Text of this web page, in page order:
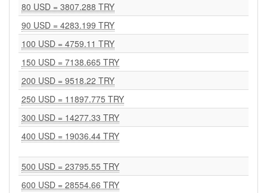
80 USD = 3807.288 TRY
90 USD = 4283.199 TRY
100 USD = 4759.11 TRY
150 USD = 7138.665 TRY
200 USD = 9518.22 TRY
250 USD = 11897.775 TRY
300 USD = 14277.33 TRY
400 USD = 19036.44 TRY
500 USD = 23795.55 TRY
600 USD = 28554.66 TRY